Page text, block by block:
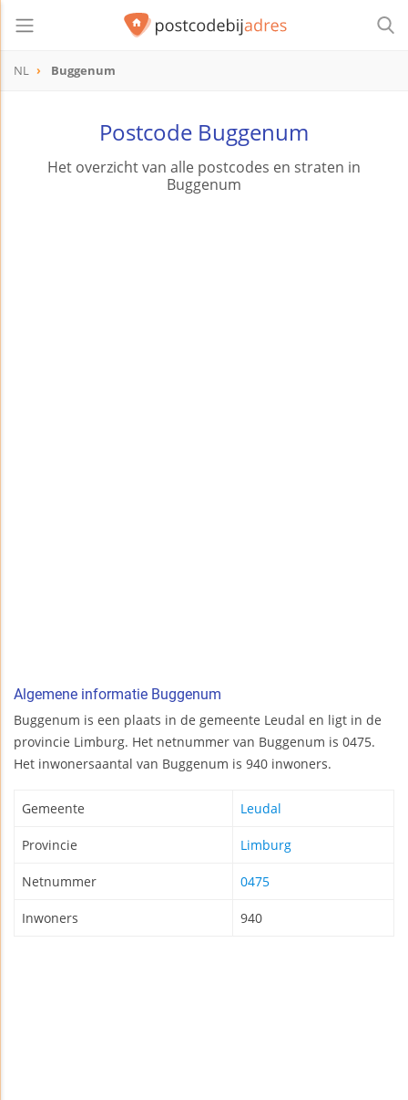
NL Buggenum
Postcode Buggenum
Het overzicht van alle postcodes en straten in
Buggenum
Algemene informatie Buggenum
Buggenum is een plaats in de gemeente Leudal en ligt in de
provincie Limburg. Het netnummer van Buggenum is 0475.
Het inwonersaantal van Buggenum is 940 inwoners.
Gemeente Leudal
Provincie Limburg
Netnummer 0475
Inwoners 940